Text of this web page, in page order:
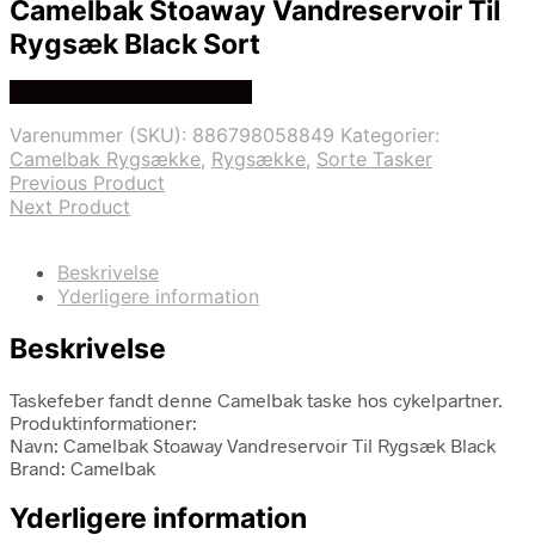
Camelbak Stoaway Vandreservoir Til
Rygsæk Black Sort
Varenummer (SKU): 886798058849 Kategorier:
Camelbak Rygsække, Rygsække, Sorte Tasker
Previous Product
Next Product
Beskrivelse
Yderligere information
Beskrivelse
Taskefeber fandt denne Camelbak taske hos cykelpartner.
Produktinformationer:
Navn: Camelbak Stoaway Vandreservoir Til Rygsæk Black
Brand: Camelbak
Yderligere information